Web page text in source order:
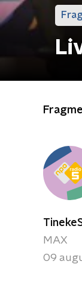
MAX
09